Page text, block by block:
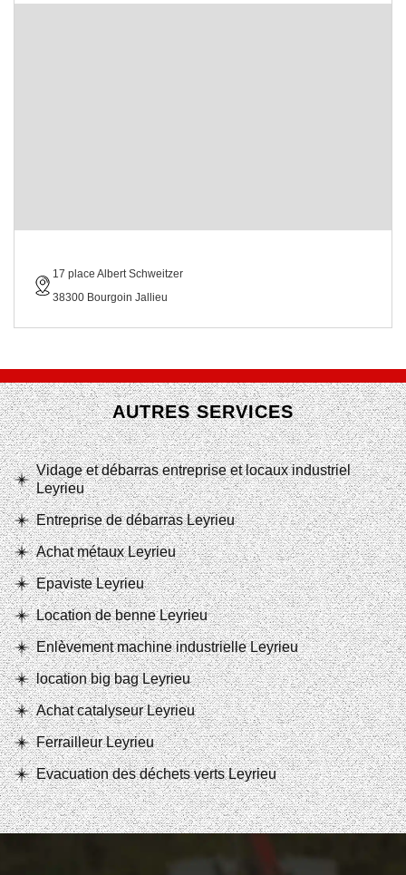
17 place Albert Schweitzer
38300 Bourgoin Jallieu
AUTRES SERVICES
Vidage et débarras entreprise et locaux industriel
Leyrieu
Entreprise de débarras Leyrieu
Achat métaux Leyrieu
Epaviste Leyrieu
Location de benne Leyrieu
Enlèvement machine industrielle Leyrieu
location big bag Leyrieu
Achat catalyseur Leyrieu
Ferrailleur Leyrieu
Evacuation des déchets verts Leyrieu